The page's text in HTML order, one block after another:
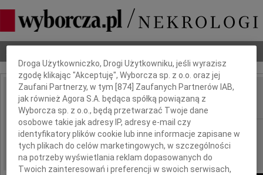
IMIĘ I NAZWISKO: Ryszard Olfans
REGION: Wrocław
DATA EMISJI: 14.10.2010
Dbamy o Twoją prywatność
Droga Użytkowniczko, Drogi Użytkowniku, jeśli wyrazisz
zgodę klikając "Akceptuję", Wyborcza sp. z o.o. oraz jej
Zaufani Partnerzy, w tym [874] Zaufanych Partnerów IAB,
jak również Agora S.A. będąca spółką powiązaną z
Wyborcza sp. z o.o., będą przetwarzać Twoje dane
osobowe takie jak adresy IP, adresy e-mail czy
identyfikatory plików cookie lub inne informacje zapisane w
tych plikach do celów marketingowych, w szczególności
na potrzeby wyświetlania reklam dopasowanych do
Twoich zainteresowań i preferencji w swoich serwisach,